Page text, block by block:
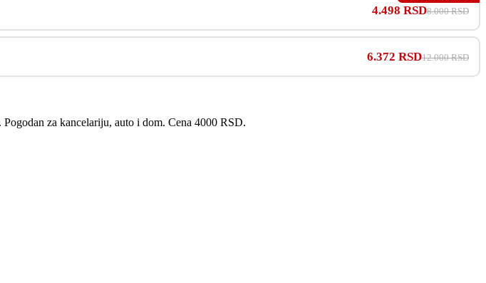
4.498 RSD8.000 RSD
6.372 RSD12.000 RSD
za kancelariju, auto i dom. Cena 4000 RSD.